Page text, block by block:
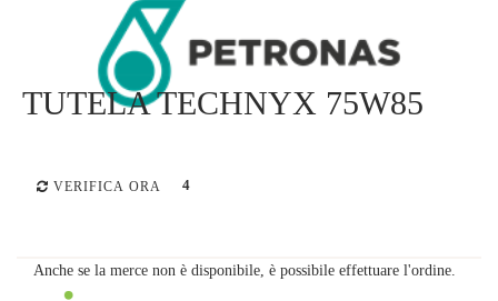
TUTELA TECHNYX 75W85
VERIFICA ORA 4
Anche se la merce non è disponibile, è possibile effettuare l'ordine.